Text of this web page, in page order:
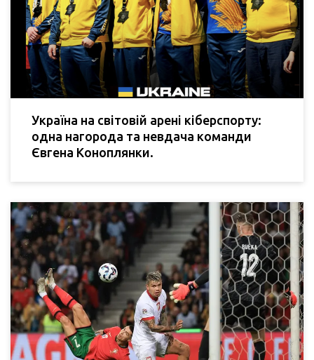
Україна на світовій арені кіберспорту:
одна нагорода та невдача команди
Євгена Коноплянки.